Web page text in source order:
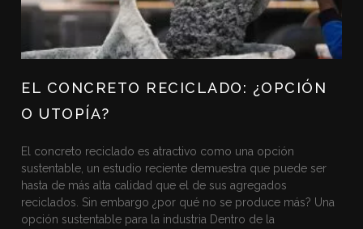
EL CONCRETO RECICLADO: ¿OPCIÓN
O UTOPÍA?
El concreto reciclado es atractivo como una opción
sustentable, un estudio reciente demuestra que puede ser
hasta de más alta calidad que el de sus agregados
reciclados. Sin embargo ¿por qué no se produce más? Una
opción sustentable para la industria Dentro de la